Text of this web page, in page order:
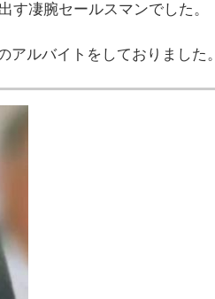
す凄腕セールスマンでした。
ルバイトをしておりました。